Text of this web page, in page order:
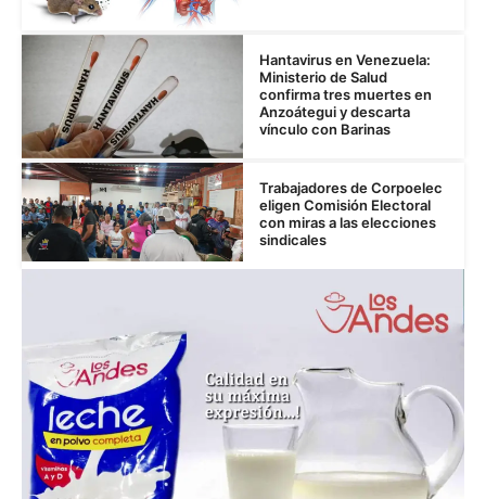
Hantavirus en Venezuela:
Ministerio de Salud
confirma tres muertes en
Anzoátegui y descarta
vínculo con Barinas
Trabajadores de Corpoelec
eligen Comisión Electoral
con miras a las elecciones
sindicales